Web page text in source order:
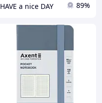
HAVE a nice DAY 89%